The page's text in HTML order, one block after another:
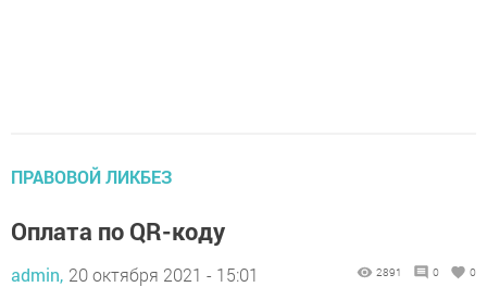
ПРАВОВОЙ ЛИКБЕЗ
Оплата по QR-коду
admin, 20 октября 2021 - 15:01 2891 0 0